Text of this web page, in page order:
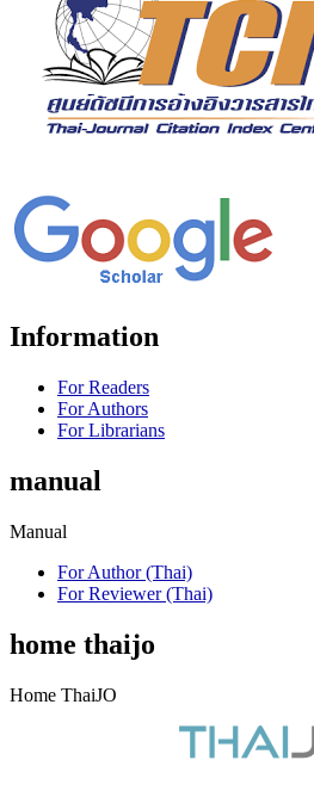
Information
For Readers
For Authors
For Librarians
manual
Manual
For Author (Thai)
For Reviewer (Thai)
home thaijo
Home ThaiJO